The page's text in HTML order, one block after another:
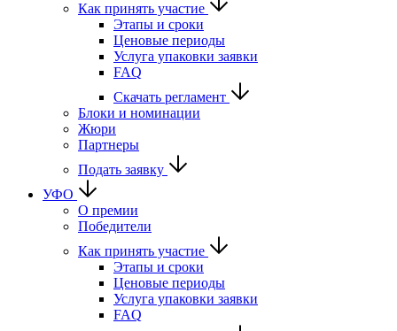
Как принять участие
Этапы и сроки
Ценовые периоды
Услуга упаковки заявки
FAQ
Скачать регламент
Блоки и номинации
Жюри
Партнеры
Подать заявку
УФО
О премии
Победители
Как принять участие
Этапы и сроки
Ценовые периоды
Услуга упаковки заявки
FAQ